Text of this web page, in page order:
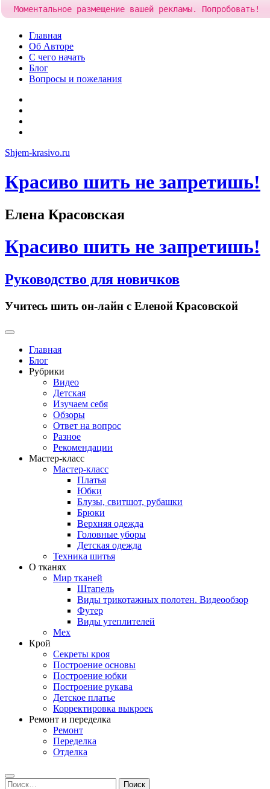
Skip
content
Главная
Об Авторе
С чего начать
Блог
Вопросы и пожелания
Shjem-krasivo.ru
Красиво шить не запретишь!
Елена Красовская
Красиво шить не запретишь!
Руководство для новичков
Учитесь шить он-лайн с Еленой Красовской
Primary
Главная
Блог
Рубрики
Видео
Детская
Изучаем себя
Обзоры
Ответ на вопрос
Разное
Рекомендации
Мастер-класс
Мастер-класс
Платья
Юбки
Блузы, свитшот, рубашки
Брюки
Верхняя одежда
Головные уборы
Детская одежда
Техника шитья
О тканях
Мир тканей
Штапель
Виды трикотажных полотен. Видеообзор
Футер
Виды утеплителей
Мех
Крой
Секреты кроя
Построение основы
Построение юбки
Построение рукава
Детское платье
Корректировка выкроек
Ремонт и переделка
Ремонт
Переделка
Отделка
Search
Найти:
Моментальное размещение вашей рекламы. Попробовать!